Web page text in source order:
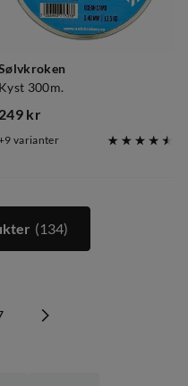
Kyst 300m.
price
249 kr
9 varianter
(134)